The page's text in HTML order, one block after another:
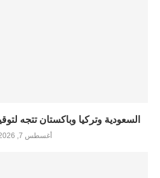
السعودية وتركيا وباكستان تتجه
أغسطس 7, 2026